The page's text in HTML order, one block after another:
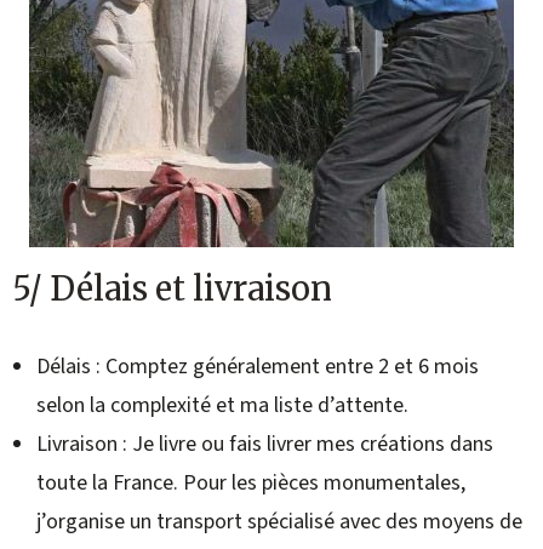
5/ Délais et livraison
Délais : Comptez généralement entre 2 et 6 mois
selon la complexité et ma liste d’attente.
Livraison : Je livre ou fais livrer mes créations dans
toute la France. Pour les pièces monumentales,
j’organise un transport spécialisé avec des moyens de